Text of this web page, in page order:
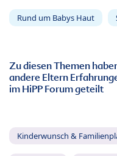
Rund um Babys Haut
Zu diesen Themen
andere Eltern
im HiPP Forum geteilt
Kinderwunsch &